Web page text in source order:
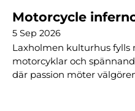
Motorcycle
5 Sep 2026
Laxholmen kulturhus fylls
motorcyklar och
där passion möter